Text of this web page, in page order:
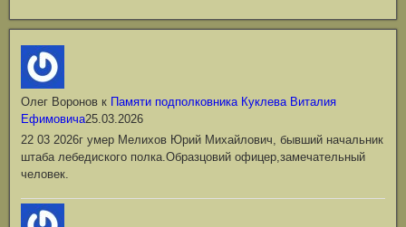
Олег Воронов к Памяти подполковника Куклева Виталия
Ефимовича25.03.2026
22 03 2026г умер Мелихов Юрий Михайлович, бывший начальник
штаба лебедиского полка.Образцовий офицер,замечательный
человек.